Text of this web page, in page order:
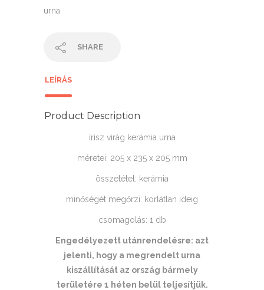
urna
SHARE
LEÍRÁS
Product Description
írisz virág kerámia urna
méretei: 205 x 235 x 205 mm
összetétel: kerámia
minőségét megőrzi: korlátlan ideig
csomagolás: 1 db
Engedélyezett utánrendelésre: azt
jelenti, hogy a megrendelt urna
kiszállítását az ország bármely
területére 1 héten belül teljesítjük.